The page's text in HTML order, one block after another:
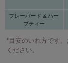
フレーバード & ハー
ブティー
*目安のいれ方です
ください。